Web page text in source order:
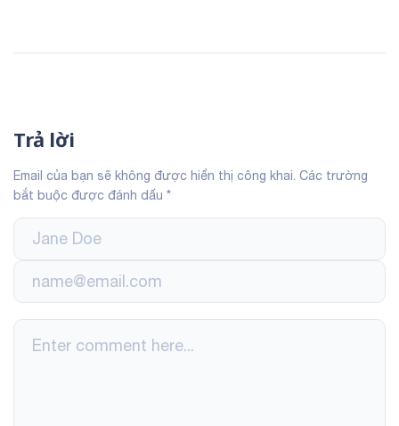
Trả lời
Email của bạn sẽ không được hiển thị công khai. Các trường
bắt buộc được đánh dấu *